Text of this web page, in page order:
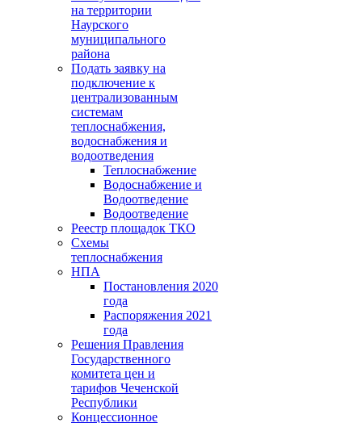
на территории
Наурского
муниципального
района
Подать заявку на
подключение к
централизованным
системам
теплоснабжения,
водоснабжения и
водоотведения
Теплоснабжение
Водоснабжение и
Водоотведение
Водоотведение
Реестр площадок ТКО
Схемы
теплоснабжения
НПА
Постановления 2020
года
Распоряжения 2021
года
Решения Правления
Государственного
комитета цен и
тарифов Чеченской
Республики
Концессионное